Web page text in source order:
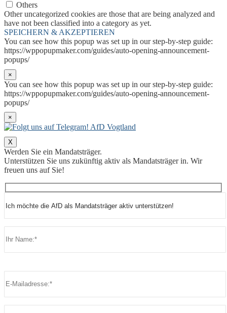
Others
Other uncategorized cookies are those that are being analyzed and
have not been classified into a category as yet.
SPEICHERN & AKZEPTIEREN
You can see how this popup was set up in our step-by-step guide:
https://wppopupmaker.com/guides/auto-opening-announcement-
popups/
×
You can see how this popup was set up in our step-by-step guide:
https://wppopupmaker.com/guides/auto-opening-announcement-
popups/
×
X
Werden Sie ein Mandatsträger.
Unterstützen Sie uns zukünftig aktiv als Mandatsträger in. Wir
freuen uns auf Sie!
Bitte lasse dieses Feld leer.